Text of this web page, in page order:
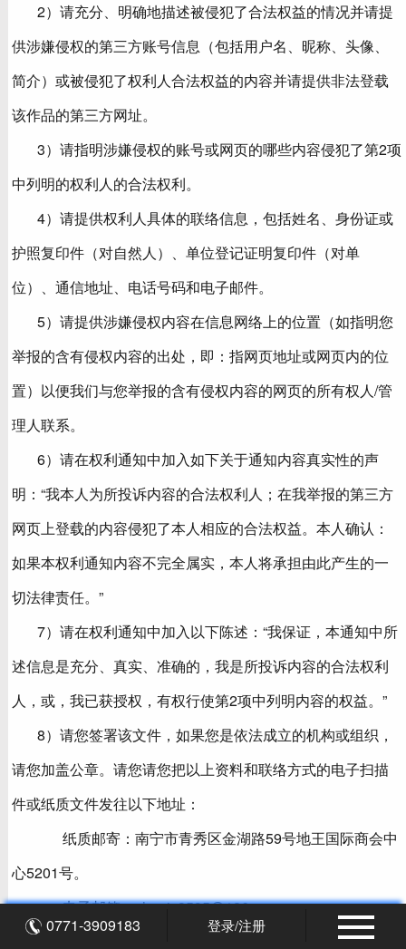
0771-3909183 登录/注册
2）请充分、明确地描述被侵犯了合法权益的情况并请提
供涉嫌侵权的第三方账号信息（包括用户名、昵称、头像、
简介）或被侵犯了权利人合法权益的内容并请提供非法登载
该作品的第三方网址。
3）请指明涉嫌侵权的账号或网页的哪些内容侵犯了第2项
中列明的权利人的合法权利。
4）请提供权利人具体的联络信息，包括姓名、身份证或
护照复印件（对自然人）、单位登记证明复印件（对单
位）、通信地址、电话号码和电子邮件。
5）请提供涉嫌侵权内容在信息网络上的位置（如指明您
举报的含有侵权内容的出处，即：指网页地址或网页内的位
置）以便我们与您举报的含有侵权内容的网页的所有权人/管
理人联系。
6）请在权利通知中加入如下关于通知内容真实性的声
明：“我本人为所投诉内容的合法权利人；在我举报的第三方
网页上登载的内容侵犯了本人相应的合法权益。本人确认：
如果本权利通知内容不完全属实，本人将承担由此产生的一
切法律责任。”
7）请在权利通知中加入以下陈述：“我保证，本通知中所
述信息是充分、真实、准确的，我是所投诉内容的合法权利
人，或，我已获授权，有权行使第2项中列明内容的权益。”
8）请您签署该文件，如果您是依法成立的机构或组织，
请您加盖公章。请您请您把以上资料和联络方式的电子扫描
件或纸质文件发往以下地址：
纸质邮寄：南宁市青秀区金湖路59号地王国际商会中
心5201号。
电子邮箱：zhaojy3595@126.com
奥纳斯收到被侵权人的书面文件后，将依据相关法律法规